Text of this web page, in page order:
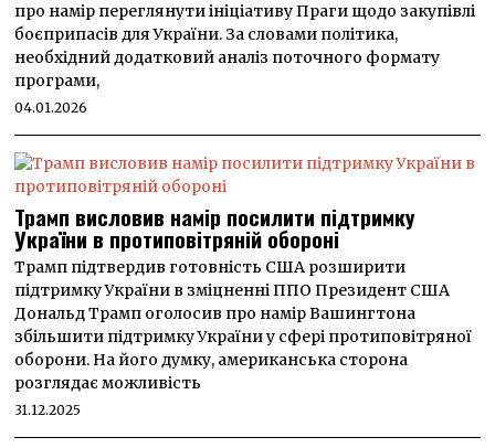
про намір переглянути ініціативу Праги щодо закупівлі
боєприпасів для України. За словами політика,
необхідний додатковий аналіз поточного формату
програми,
04.01.2026
Трамп висловив намір посилити підтримку
України в протиповітряній обороні
Трамп підтвердив готовність США розширити
підтримку України в зміцненні ППО Президент США
Дональд Трамп оголосив про намір Вашингтона
збільшити підтримку України у сфері протиповітряної
оборони. На його думку, американська сторона
розглядає можливість
31.12.2025